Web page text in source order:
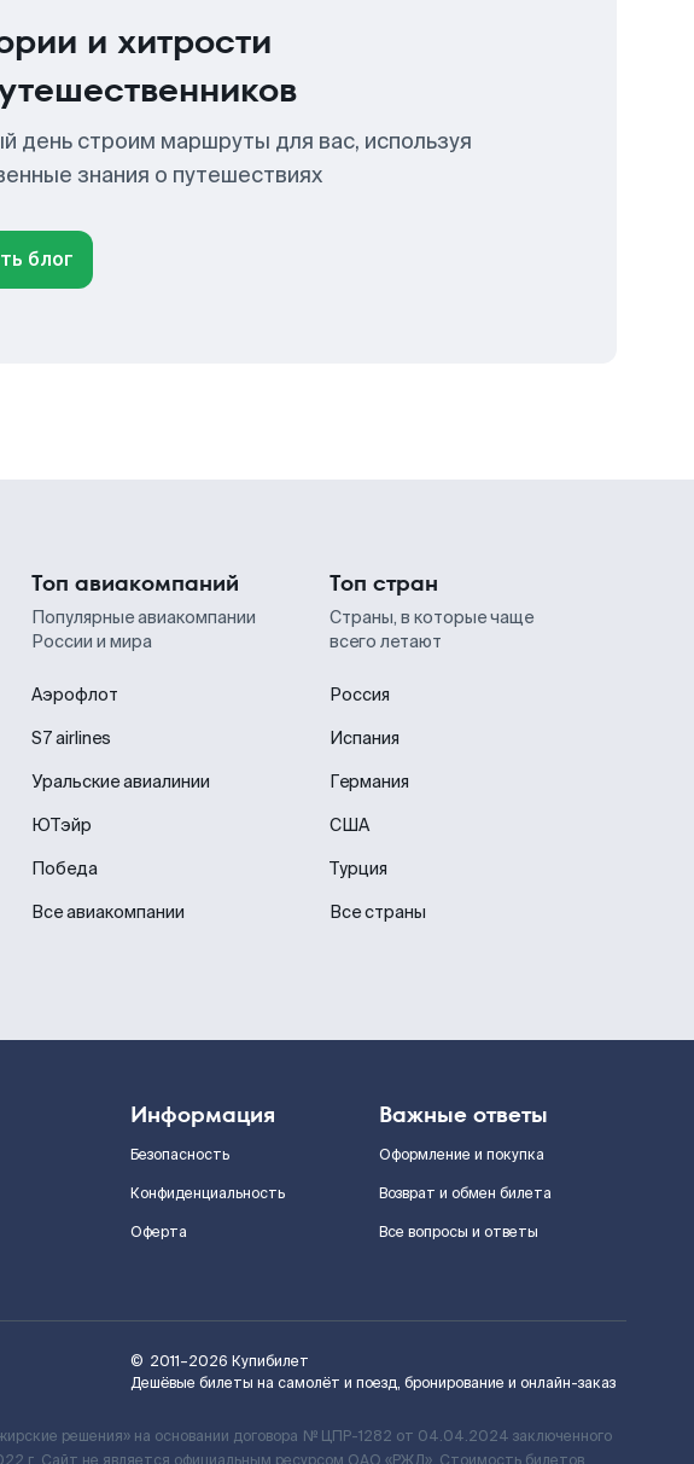
и хитрости
день строим маршруты для вас, используя
знания о путешествиях
блог
Топ авиакомпаний
Популярные авиакомпании
России и мира
Аэрофлот
S7 airlines
Уральские авиалинии
ЮТэйр
Победа
Все авиакомпании
Топ стран
Страны, в которые чаще
всего летают
Россия
Испания
Германия
США
Турция
Все страны
Информация
Безопасность
Конфиденциальность
Оферта
Важные ответы
Оформление и покупка
Возврат и обмен билета
Все вопросы и ответы
© 2011–2026 Купибилет
Дешёвые билеты на самолёт и поезд, бронирование и онлайн-заказ
решения» на основании договора № ЦПР-1282 от 04.04.2024 заключенного